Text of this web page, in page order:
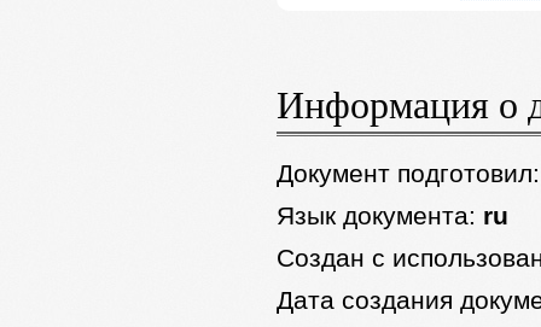
Информация о
Документ
Язык документа: ru
Создан с
Дата создания